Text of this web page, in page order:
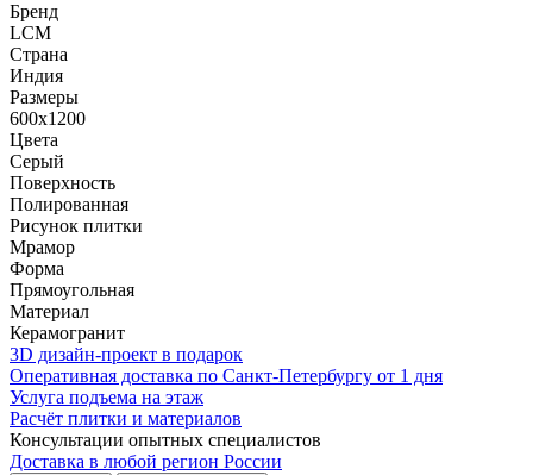
Бренд
LCM
Страна
Индия
Размеры
600x1200
Цвета
Серый
Поверхность
Полированная
Рисунок плитки
Мрамор
Форма
Прямоугольная
Материал
Керамогранит
3D дизайн-проект в подарок
Оперативная доставка по Санкт-Петербургу от 1 дня
Услуга подъема на этаж
Расчёт плитки и материалов
Консультации опытных специалистов
Доставка в любой регион России